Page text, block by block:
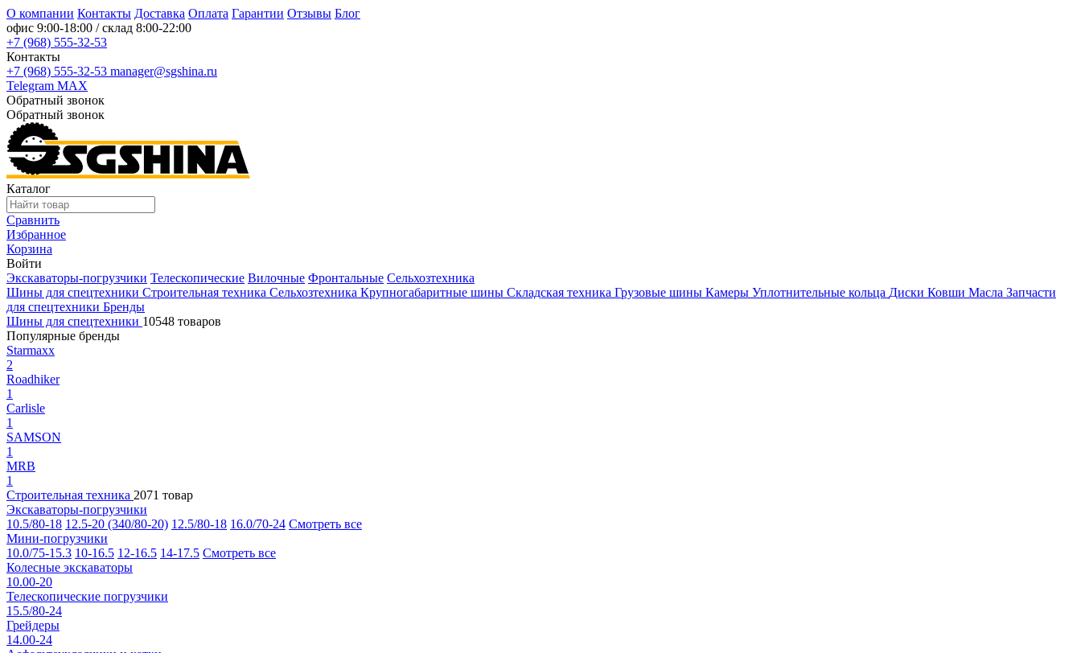
О компании Контакты Доставка Оплата Гарантии Отзывы Блог
офис 9:00-18:00 / склад 8:00-22:00
+7 (968) 555-32-53
Контакты
+7 (968) 555-32-53 manager@sgshina.ru
Telegram MAX
Обратный звонок
Обратный звонок
Каталог
Сравнить
Избранное
Корзина
Войти
Экскаваторы-погрузчики Телескопические Вилочные Фронтальные Сельхозтехника
Шины для спецтехники Строительная техника Сельхозтехника Крупногабаритные шины Складская техника Грузовые шины Камеры Уплотнительные кольца Диски Ковши Масла Запчасти
для спецтехники Бренды
Шины для спецтехники 10548 товаров
Популярные бренды
Starmaxx
2
Roadhiker
1
Carlisle
1
SAMSON
1
MRB
1
Строительная техника 2071 товар
Экскаваторы-погрузчики
10.5/80-18 12.5-20 (340/80-20) 12.5/80-18 16.0/70-24 Смотреть все
Мини-погрузчики
10.0/75-15.3 10-16.5 12-16.5 14-17.5 Смотреть все
Колесные экскаваторы
10.00-20
Телескопические погрузчики
15.5/80-24
Грейдеры
14.00-24